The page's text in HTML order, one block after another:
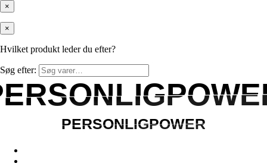
×
×
Hvilket produkt leder du efter?
Søg efter:
PERSONLIGPOWER
PERSONLIGPOWER